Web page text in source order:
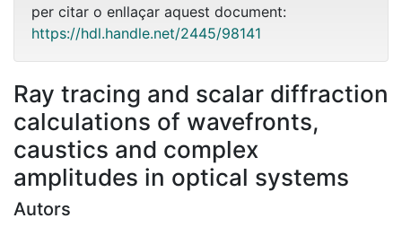
per citar o enllaçar aquest document:
https://hdl.handle.net/2445/98141
Ray tracing and scalar diffraction
calculations of wavefronts,
caustics and complex
amplitudes in optical systems
Autors